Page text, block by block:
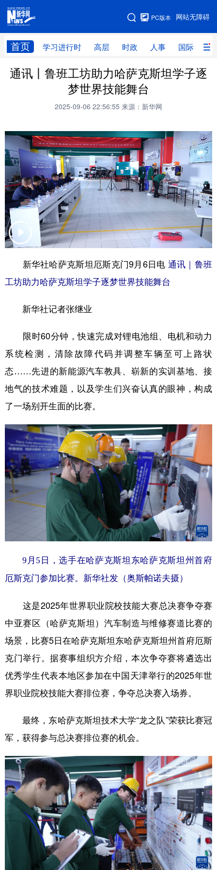
网站无障碍
PC版本
首页 学习进行时 高层 时政 人事 国际 财
网站地图
学习进行时 高层 时政 人事
财经 网评
科技 量子 体育
文化 书画 健康 军事
访谈 视频 图片 政务
法律 中央文件 汽车
食品 人居 信息化 数字经济
学术中国 乡村振兴 银龄 溯源中国
彩票 娱乐 时尚
地方频道
北京 天津 河北 山西
山东 河南 湖北 湖南
广东 广西 海南 重庆
四川 贵州 云南 西藏
陕西 甘肃 青海 宁夏
内蒙古 黑龙江
多语种频道
English Español Français عربى
通讯丨鲁班工坊助力哈萨克斯坦学子逐
梦世界技能舞台
2025-09-06 22:56:55 来源：新华网
新华社哈萨克斯坦厄斯克门9月6日电 通讯｜鲁班
工坊助力哈萨克斯坦学子逐梦世界技能舞台
新华社记者张继业
限时60分钟，快速完成对锂电池组、电机和动力
系统检测，清除故障代码并调整车辆至可上路状
态……先进的新能源汽车教具、崭新的实训基地、接
地气的技术难题，以及学生们兴奋认真的眼神，构成
了一场别开生面的比赛。
9月5日，选手在哈萨克斯坦东哈萨克斯坦州首府
厄斯克门参加比赛。新华社发（奥斯帕诺夫摄）
这是2025年世界职业院校技能大赛总决赛争夺赛
中亚赛区（哈萨克斯坦）汽车制造与维修赛道比赛的
场景，比赛5日在哈萨克斯坦东哈萨克斯坦州首府厄斯
克门举行。据赛事组织方介绍，本次争夺赛将遴选出
优秀学生代表本地区参加在中国天津举行的2025年世
界职业院校技能大赛排位赛，争夺总决赛入场券。
最终，东哈萨克斯坦技术大学“龙之队”荣获比赛冠
军，获得参与总决赛排位赛的机会。